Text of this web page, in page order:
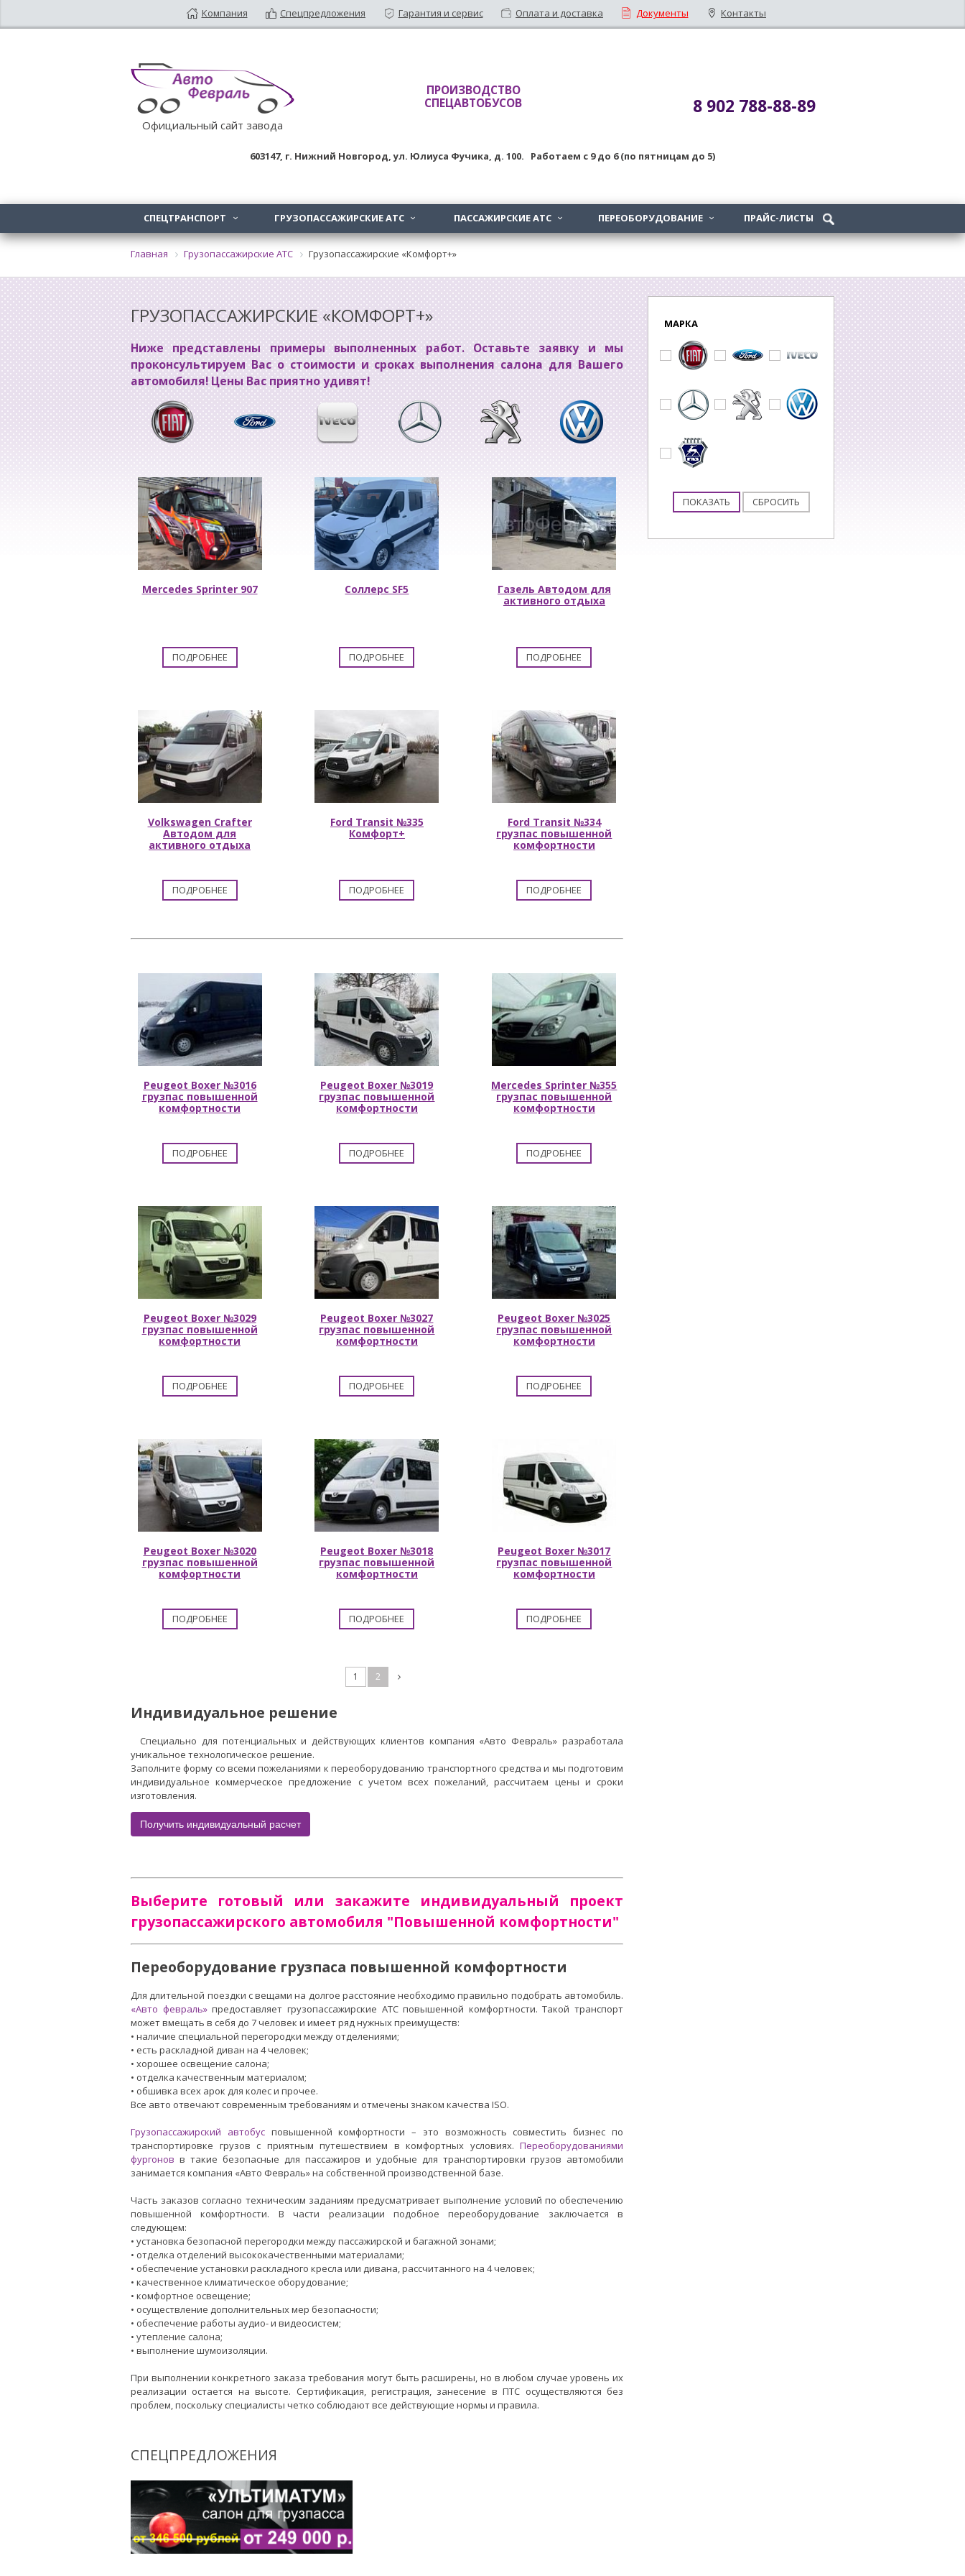
Компания Спецпредложения Гарантия и сервис Оплата и доставка Документы Контакты
Официальный сайт завода
ПРОИЗВОДСТВО
СПЕЦАВТОБУСОВ
8 902 788-88-89
603147, г. Нижний Новгород,ул. Юлиуса Фучика, д. 100. Работаем с 9до 6 (по пятницам до 5)
СПЕЦТРАНСПОРТ  ГРУЗОПАССАЖИРСКИЕ АТС  ПАССАЖИРСКИЕ АТС  ПЕРЕОБОРУДОВАНИЕ  ПРАЙС-ЛИСТЫ
Главная Грузопассажирские АТС Грузопассажирские «Комфорт+»
МАРКА
ГРУЗОПАССАЖИРСКИЕ «КОМФОРТ+»
Ниже представлены примеры выполненных работ. Оставьте заявку и мы
проконсультируем Вас о стоимости и сроках выполнения салона для Вашего
автомобиля! Цены Вас приятно удивят!
Mercedes Sprinter 907
ПОДРОБНЕЕ
Соллерс SF5
ПОДРОБНЕЕ
Газель Автодом для
активного отдыха
ПОДРОБНЕЕ
Volkswagen Crafter
Автодом для
активного отдыха
ПОДРОБНЕЕ
Ford Transit №335
Комфорт+
ПОДРОБНЕЕ
Ford Transit №334
грузпас повышенной
комфортности
ПОДРОБНЕЕ
Peugeot Boxer №3016
грузпас повышенной
комфортности
ПОДРОБНЕЕ
Peugeot Boxer №3019
грузпас повышенной
комфортности
ПОДРОБНЕЕ
Mercedes Sprinter №355
грузпас повышенной
комфортности
ПОДРОБНЕЕ
Peugeot Boxer №3029
грузпас повышенной
комфортности
ПОДРОБНЕЕ
Peugeot Boxer №3027
грузпас повышенной
комфортности
ПОДРОБНЕЕ
Peugeot Boxer №3025
грузпас повышенной
комфортности
ПОДРОБНЕЕ
Peugeot Boxer №3020
грузпас повышенной
комфортности
ПОДРОБНЕЕ
Peugeot Boxer №3018
грузпас повышенной
комфортности
ПОДРОБНЕЕ
Peugeot Boxer №3017
грузпас повышенной
комфортности
ПОДРОБНЕЕ
1 2
Индивидуальное решение
Специально для потенциальных и действующих клиентов компания «Авто Февраль» разработала
уникальное технологическое решение.
Заполните форму со всеми пожеланиями к переоборудованию транспортного средства и мы подготовим
индивидуальное коммерческое предложение с учетом всех пожеланий, рассчитаем цены и сроки
изготовления.
Получить индивидуальный расчет
Выберите готовый или закажите индивидуальный проект
грузопассажирского автомобиля "Повышенной комфортности"
Переоборудование грузпаса повышенной комфортности
Для длительной поездки с вещами на долгое расстояние необходимо правильно подобрать автомобиль.
«Авто февраль»предоставляет грузопассажирские АТС повышенной комфортности. Такой транспорт
может вмещать в себя до 7 человек и имеет ряд нужных преимуществ:
• наличие специальной перегородки между отделениями;
• есть раскладной диван на 4 человек;
• хорошее освещение салона;
• отделка качественным материалом;
• обшивка всех арок для колес и прочее.
Все авто отвечают современным требованиям и отмечены знаком качества ISO.
Грузопассажирский автобусповышенной комфортности – это возможность совместить бизнес по
транспортировке грузов с приятным путешествием в комфортных условиях. Переоборудованиями
фургонов в такие безопасные для пассажиров и удобные для транспортировки грузов автомобили
занимается компания «Авто Февраль» на собственной производственной базе.
Часть заказов согласно техническим заданиям предусматривает выполнение условий по обеспечению
повышенной комфортности. В части реализации подобное переоборудование заключается в
следующем:
• установка безопасной перегородки между пассажирской и багажной зонами;
• отделка отделений высококачественными материалами;
• обеспечение установки раскладного кресла или дивана, рассчитанного на 4 человек;
• качественное климатическое оборудование;
• комфортное освещение;
• осуществление дополнительных мер безопасности;
• обеспечение работы аудио- и видеосистем;
• утепление салона;
• выполнение шумоизоляции.
При выполнении конкретного заказа требования могут быть расширены, но в любом случае уровень их
реализации остается на высоте. Сертификация, регистрация, занесение в ПТС осуществляются без
проблем, поскольку специалисты четко соблюдают все действующие нормы и правила.
СПЕЦПРЕДЛОЖЕНИЯ